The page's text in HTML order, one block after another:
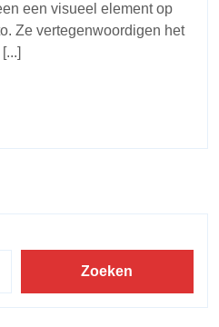
een visueel element op
Ze vertegenwoordigen het
Zoeken